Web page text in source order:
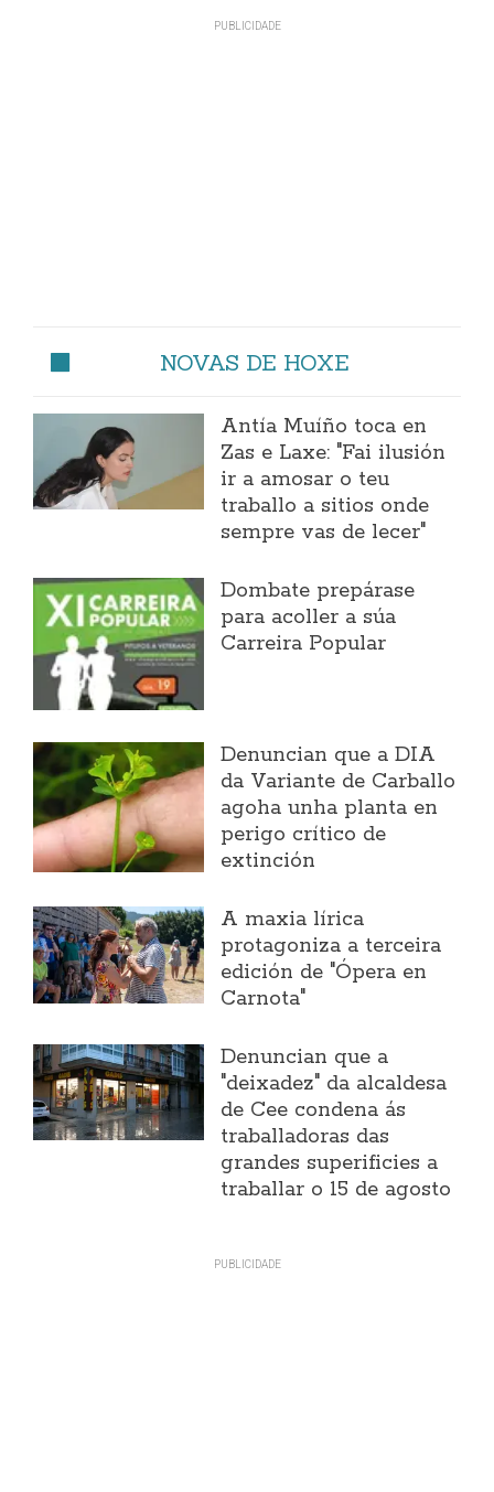
NOVAS DE HOXE
Antía Muíño toca en
Zas e Laxe: "Fai ilusión
ir a amosar o teu
traballo a sitios onde
sempre vas de lecer"
Dombate prepárase
para acoller a súa
Carreira Popular
Denuncian que a DIA
da Variante de Carballo
agoha unha planta en
perigo crítico de
extinción
A maxia lírica
protagoniza a terceira
edición de "Ópera en
Carnota"
Denuncian que a
"deixadez" da alcaldesa
de Cee condena ás
traballadoras das
grandes superificies a
traballar o 15 de agosto